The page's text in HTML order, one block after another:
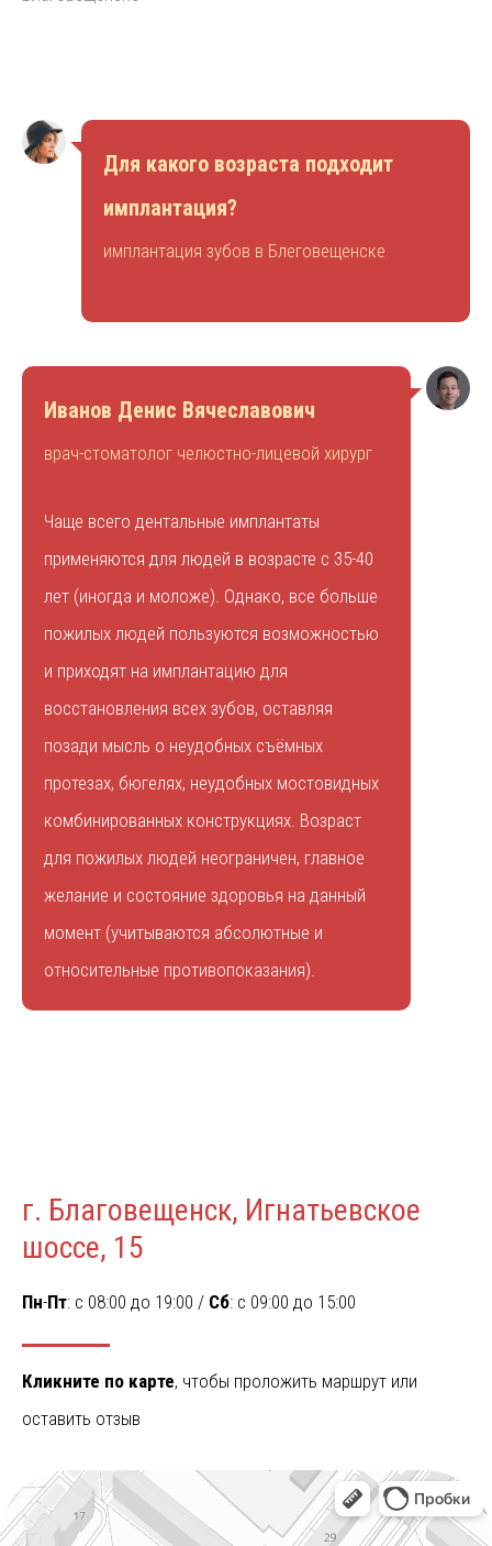
Для какого возраста подходит
имплантация?
имплантация зубов в Блеговещенске
Иванов Денис Вячеславович
врач-стоматолог челюстно-лицевой хирург
Чаще всего дентальные имплантаты
применяются для людей в возрасте с 35-40
лет (иногда и моложе). Однако, все больше
пожилых людей пользуются возможностью
и приходят на имплантацию для
восстановления всех зубов, оставляя
позади мысль о неудобных съёмных
протезах, бюгелях, неудобных мостовидных
комбинированных конструкциях. Возраст
для пожилых людей неограничен, главное
желание и состояние здоровья на данный
момент (учитываются абсолютные и
относительные противопоказания).
г. Благовещенск, Игнатьевское
шоссе, 15
Пн-Пт: c 08:00 до 19:00 / Сб: c 09:00 до 15:00
Кликните по карте, чтобы проложить маршрут или
оставить отзыв